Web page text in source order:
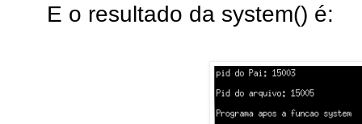
E o resultado da system() é: